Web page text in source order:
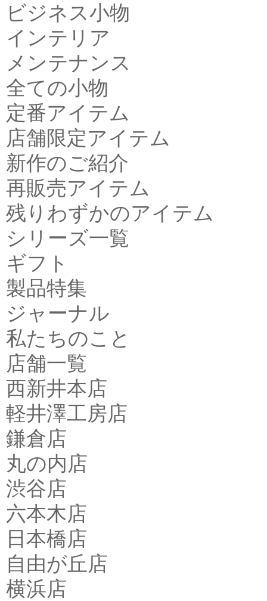
ビジネス小物
インテリア
メンテナンス
全ての小物
定番アイテム
店舗限定アイテム
新作のご紹介
再販売アイテム
残りわずかのアイテム
シリーズ一覧
ギフト
製品特集
ジャーナル
私たちのこと
店舗一覧
西新井本店
軽井澤工房店
鎌倉店
丸の内店
渋谷店
六本木店
日本橋店
自由が丘店
横浜店